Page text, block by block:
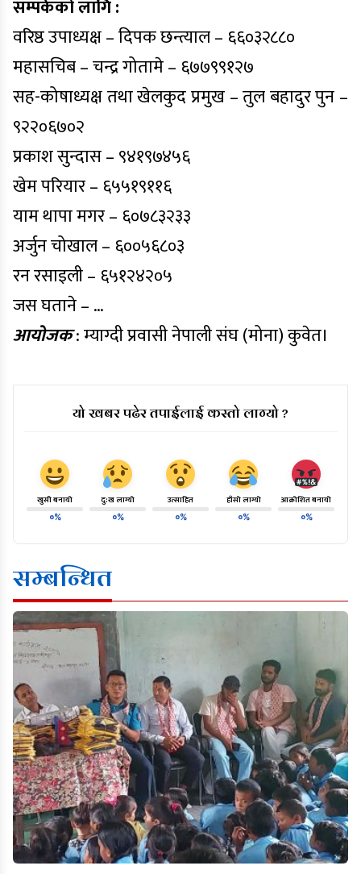
सम्पर्कको लागि :
वरिष्ठ उपाध्यक्ष – दिपक छन्त्याल – ६६०३२८८०
महासचिब – चन्द्र गोतामे – ६७७९९१२७
सह-कोषाध्यक्ष तथा खेलकुद प्रमुख – तुल बहादुर पुन –
९२२०६७०२
प्रकाश सुन्दास – ९४१९७४५६
खेम परियार – ६५५१९११६
याम थापा मगर – ६०७८३२३३
अर्जुन चोखाल – ६००५६८०३
रन रसाइली – ६५१२४२०५
जस घताने – …
आयोजक: म्याग्दी प्रवासी नेपाली संघ (मोना) कुवेत।
यो खबर पढेर तपाईलाई कस्तो लाग्यो ?
खुसी बनायो
०%
दु:ख लाग्यो
०%
उत्साहित
०%
हाँसो लाग्यो
०%
आक्रोशित बनायो
०%
सम्बन्धित